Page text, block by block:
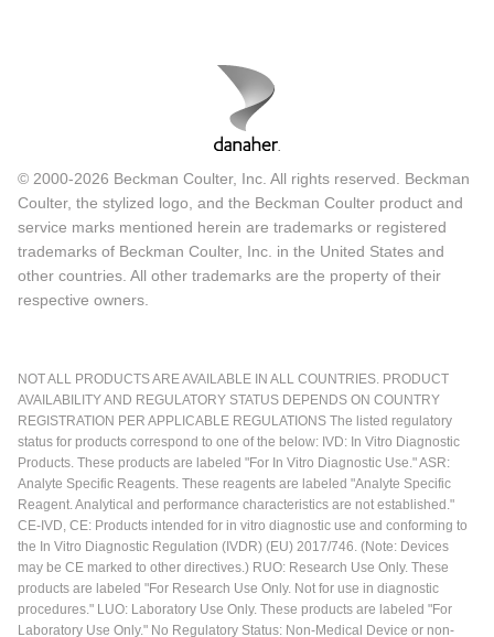
© 2000-2026 Beckman Coulter, Inc. All rights reserved. Beckman
Coulter, the stylized logo, and the Beckman Coulter product and
service marks mentioned herein are trademarks or registered
trademarks of Beckman Coulter, Inc. in the United States and
other countries. All other trademarks are the property of their
respective owners.
NOT ALL PRODUCTS ARE AVAILABLE IN ALL COUNTRIES. PRODUCT
AVAILABILITY AND REGULATORY STATUS DEPENDS ON COUNTRY
REGISTRATION PER APPLICABLE REGULATIONS The listed regulatory
status for products correspond to one of the below: IVD: In Vitro Diagnostic
Products. These products are labeled "For In Vitro Diagnostic Use." ASR:
Analyte Specific Reagents. These reagents are labeled "Analyte Specific
Reagent. Analytical and performance characteristics are not established."
CE-IVD, CE: Products intended for in vitro diagnostic use and conforming to
the In Vitro Diagnostic Regulation (IVDR) (EU) 2017/746. (Note: Devices
may be CE marked to other directives.) RUO: Research Use Only. These
products are labeled "For Research Use Only. Not for use in diagnostic
procedures." LUO: Laboratory Use Only. These products are labeled "For
Laboratory Use Only." No Regulatory Status: Non-Medical Device or non-